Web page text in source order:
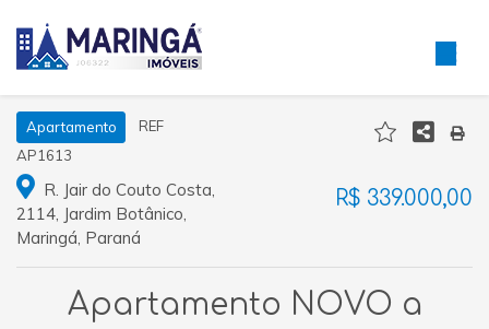
Apartamento
REF
AP1613
R. Jair do Couto Costa,
2114, Jardim Botânico,
Maringá, Paraná
R$ 339.000,00
Apartamento NOVO a